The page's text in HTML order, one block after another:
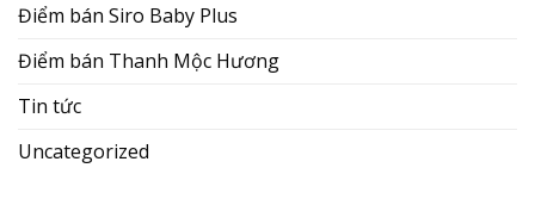
Điểm bán Siro Baby Plus
Điểm bán Thanh Mộc Hương
Tin tức
Uncategorized